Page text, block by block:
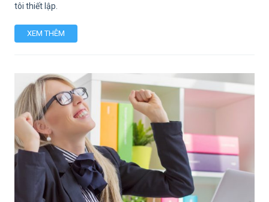
tôi thiết lập.
XEM THÊM